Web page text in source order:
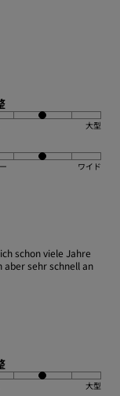
大型
ワイド
schon viele Jahre
aber sehr schnell an
大型